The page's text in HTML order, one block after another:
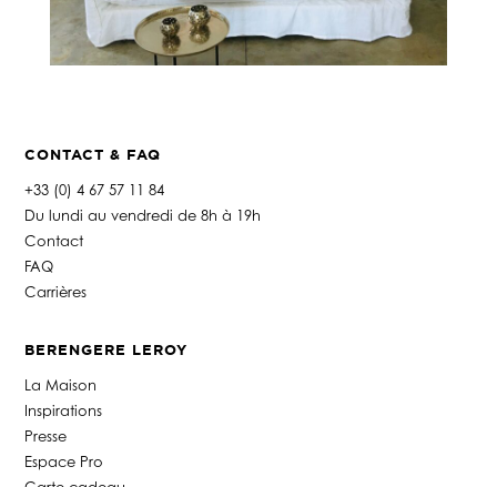
CONTACT & FAQ
+33 (0) 4 67 57 11 84
Du lundi au vendredi de 8h à 19h
Contact
FAQ
Carrières
BERENGERE LEROY
La Maison
Inspirations
Presse
Espace Pro